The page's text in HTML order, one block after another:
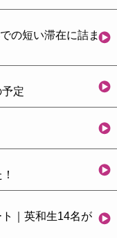
の短い滞在に詰ま
定
｜英和生14名が